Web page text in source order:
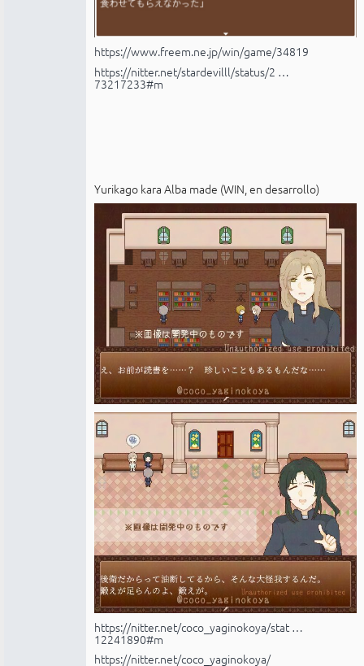
https://www.freem.ne.jp/win/game/34819
https://nitter.net/stardevilll/status/2 …
73217233#m
Yurikago kara Alba made (WIN, en desarrollo)
https://nitter.net/coco_yaginokoya/stat …
12241890#m
https://nitter.net/coco_yaginokoya/